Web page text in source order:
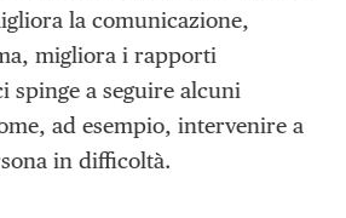
la comunicazione,
migliora i rapporti
spinge a seguire alcuni
ad esempio, intervenire a
in difficoltà.